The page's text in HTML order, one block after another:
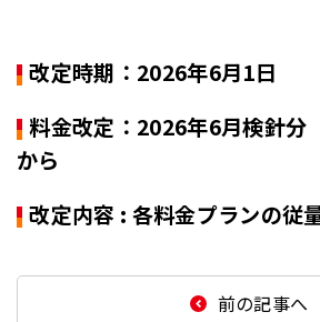
改定時期：2026年6月1日
料金改定：2026年6月検針分
から
改定内容 : 各料金プランの従
前の記事へ